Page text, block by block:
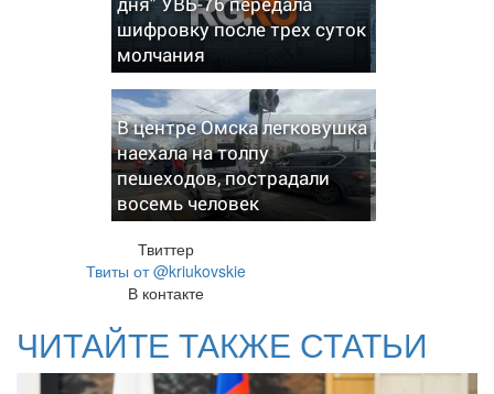
шифровку после трех суток
молчания
В центре Омска легковушка
наехала на толпу
пешеходов, пострадали
восемь человек
Твиттер
Твиты от @kriukovskie
В контакте
ЧИТАЙТЕ ТАКЖЕ СТАТЬИ